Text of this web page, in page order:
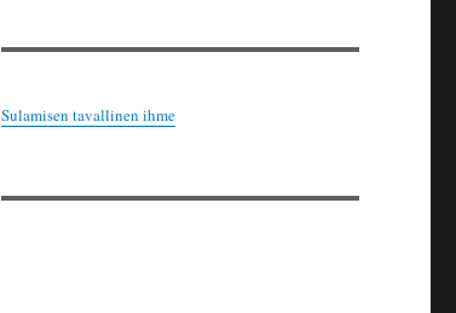
Sulamisen tavallinen ihme